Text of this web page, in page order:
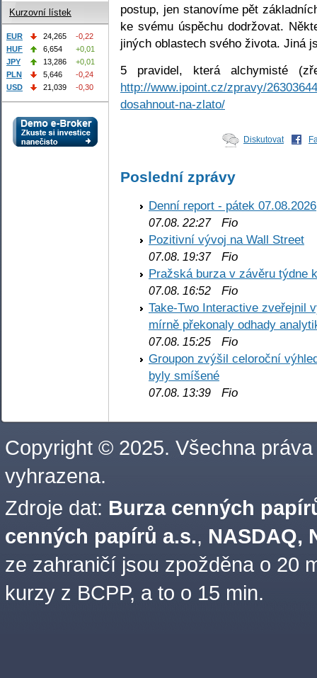
postup, jen stanovíme pět
ke svému úspěchu dodržovat.
jiných oblastech svého života. Jiná
5 pravidel, která alchymisté
http://www.ipoint.cz/zpravy/
dosahnout-na-zlato/
Diskutovat
Poslední zprávy
Denní report - pátek 07.08.2026
07.08. 22:27Fio
Pozitivní vývoj na Wall Street
07.08. 19:37Fio
Pražská burza v závěru týdne
07.08. 16:52 Fio
Take-Two Interactive zveřejnil
mírně překonaly odhady
07.08. 15:25 Fio
Groupon zvýšil celoroční
byly smíšené
07.08. 13:39 Fio
Kurzovní lístek
EUR 24,265
-0,22
HUF
6,654
+0,01
JPY
13,286
+0,01
PLN
5,646
-0,24
USD
21,039 -0,30
Copyright © 2025. Všechna práva
vyhrazena.
Zdroje dat: Burza cenných
cenných papírů a.s., NASDAQ,
ze zahraničí jsou zpožděna o 20
kurzy z BCPP, a to o 15 min.